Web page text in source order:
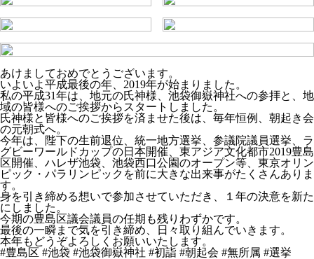
あけましておめでとうございます。
いよいよ平成最後の年、2019年が始まりました。
私の平成31年は、地元の氏神様、池袋御嶽神社への参拝と、地
域の皆様へのご挨拶からスタートしました。
氏神様と皆様へのご挨拶を済ませた後は、毎年恒例、朝起き会
の元朝式へ。
今年は、陛下の生前退位、統一地方選挙、参議院議員選挙、ラ
グビーワールドカップの日本開催、東アジア文化都市2019豊島
区開催、ハレザ池袋、池袋西口公園のオープン等、東京オリン
ピック・パラリンピックを前に大きな出来事がたくさんありま
す。
身を引き締める想いで参加させていただき、１年の決意を新た
にしました。
今期の豊島区議会議員の任期も残りわずかです。
最後の一瞬まで気を引き締め、日々取り組んでいきます。
本年もどうぞよろしくお願いいたします。
#豊島区 #池袋 #池袋御嶽神社 #初詣 #朝起会 #無所属 #選挙